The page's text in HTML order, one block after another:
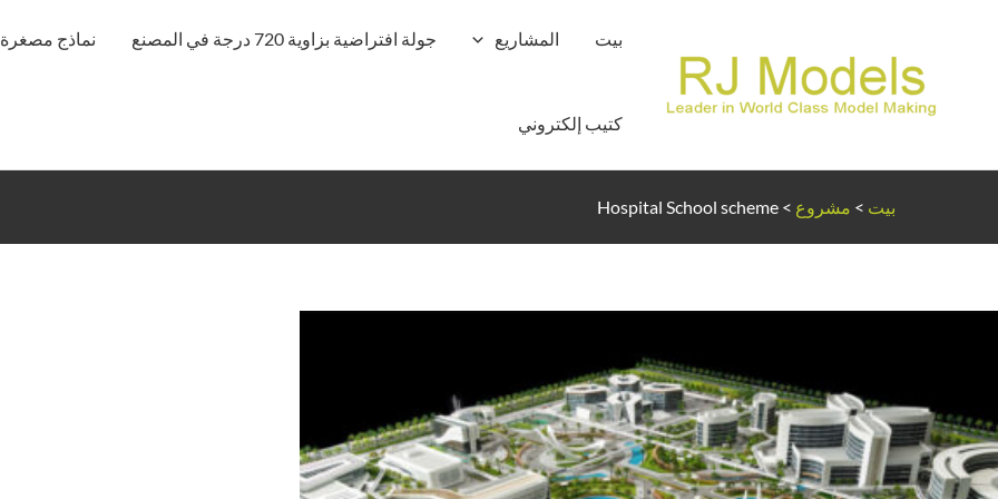
بيت المشاريع جولة افتراضية بزاوية 720 درجة في المصنع نماذج مصغرة
كتيب إلكتروني
بيت > مشروع >
Hospital School scheme